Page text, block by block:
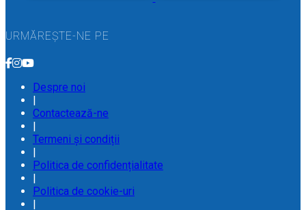
URMĂREȘTE-NE PE
Despre noi
Contactează-ne
Termeni și condiții
Politica de confidențialitate
Politica de cookie-uri